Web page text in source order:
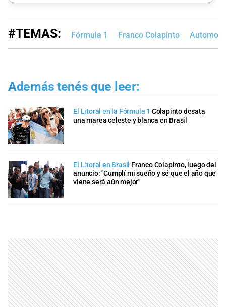
#TEMAS: Fórmula 1 Franco Colapinto
Además tenés que leer:
El Litoral en la Fórmula 1 Colapinto desata
una marea celeste y blanca en Brasil
El Litoral en Brasil Franco Colapinto, luego del
anuncio: "Cumplí mi sueño y sé que el año que
viene será aún mejor"